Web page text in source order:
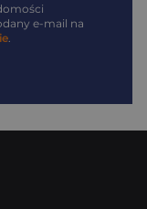
e-mail na
.